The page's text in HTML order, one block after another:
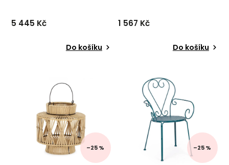
5 445 Kč
Do košíku
v provedení hnědě
stříkaného hliníku. ✅ krásný
nábytek ✅ kvalitní materiály
✅ nejnižší ce...
1 567 Kč
Do košíku
kvalitního nábytku WOOOD
s hliníkovou konstrukcí a
polyethylenovým sedákem.
✅ krásný nábytek ✅ kvalitní
materiály ✅ nejnižší cena...
–25 % –25 %